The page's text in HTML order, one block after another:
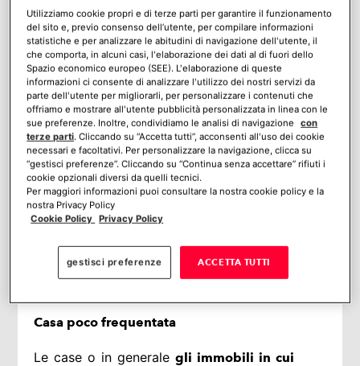
Step 3: cosa fare quando il furto è in
corso o avvenuto
Mi piace:
Step 1: come evitare di essere presi
di mira dai ladri e difendersi al
meglio
Quando devono scegliere quale casa o
negozio derubare,i ladri fanno
attenzione a una serie di elementi
favore per disincentivare i potenziali ladri
a puntare la tua proprietà.
Casa poco frequentata
Le case o in generale gli immobili in cui
Utilizziamo cookie propri e di terze parti per garantire il funzionamento
del sito e, previo consenso dell’utente, per compilare informazioni
statistiche e per analizzare le abitudini di navigazione dell'utente, il
che comporta, in alcuni casi, l'elaborazione dei dati al di fuori dello
Spazio economico europeo (SEE). L'elaborazione di queste
informazioni ci consente di analizzare l'utilizzo dei nostri servizi da
parte dell'utente per migliorarli, per personalizzare i contenuti che
offriamo e mostrare all'utente pubblicità personalizzata in linea con le
sue preferenze. Inoltre, condividiamo le analisi di navigazione
con
terze parti. Cliccando su “Accetta tutti”, acconsenti all'uso dei cookie
necessari e facoltativi. Per personalizzare la navigazione, clicca su
“gestisci preferenze”. Cliccando su “Continua senza accettare” rifiuti i
cookie opzionali diversi da quelli tecnici.
Per maggiori informazioni puoi consultare la nostra cookie policy e la
nostra Privacy Policy
Cookie Policy Privacy Policy
gestisci preferenze ACCETTA TUTTI